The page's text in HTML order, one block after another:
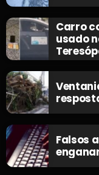
Carro
usado
Falsos